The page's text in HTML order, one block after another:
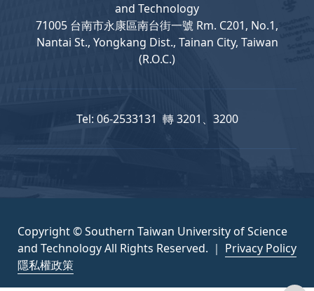
and Technology
71005 台南市永康區南台街一號 Rm. C201, No.1,
Nantai St., Yongkang Dist., Tainan City, Taiwan
(R.O.C.)
Tel: 06-2533131 轉 3201、3200
Copyright © Southern Taiwan University of Science
and Technology All Rights Reserved. ｜ Privacy Policy
隱私權政策